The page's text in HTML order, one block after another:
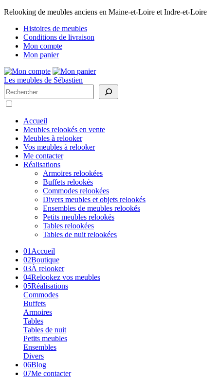
Relooking de meubles anciens en Maine-et-Loire et Indre-et-Loire
Histoires de meubles
Conditions de livraison
Mon compte
Mon panier
Les meubles de Sébastien
Rechercher
Accueil
Meubles relookés en vente
Meubles à relooker
Vos meubles à relooker
Me contacter
Réalisations
Armoires relookées
Buffets relookés
Commodes relookées
Divers meubles et objets relookés
Ensembles de meubles relookés
Petits meubles relookés
Tables relookées
Tables de nuit relookées
01 Accueil
02Boutique
03À relooker
04Relookez vos meubles
05Réalisations
Commodes
Buffets
Armoires
Tables
Tables de nuit
Petits meubles
Ensembles
Divers
06Blog
07Me contacter